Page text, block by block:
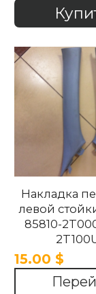
Накладка
левой
85810-
Optima
15.00 $